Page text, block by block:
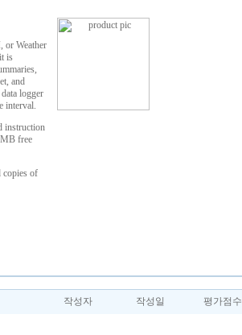
or Weather
is
and
logger
interval.
instruction
free
copies of
작성자 작성일 평가점수